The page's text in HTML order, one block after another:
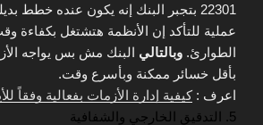
22301 بتجبر البنك إنه يكون عنده خطط
عملية للتأكد إن الأنظمة هتشتغل بكفاءة
الطوارئ. وبالتالي البنك مش بس يواجه
بأقل خسائر ممكنة وبأسرع وقت.
اعرف :كيفية إدارة الأزمات بفعالية وفقاً للأيزو
5. التدقيق الخارجي والشفافية